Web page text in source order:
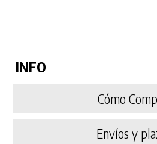
INFO
Cómo
Envíos y